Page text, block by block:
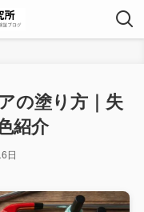
の塗り方｜失
紹介
日